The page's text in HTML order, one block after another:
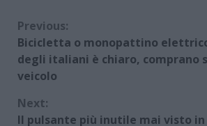
Continue
Reading
Previous:
Bicicletta o monopattino
degli italiani è chiaro, comprano
veicolo
Next:
Il pulsante più inutile mai visto in